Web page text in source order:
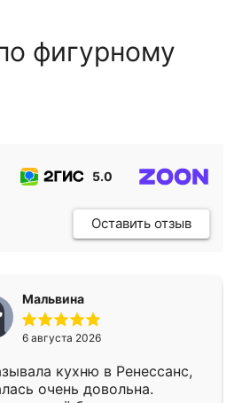
фигурному
5.0
Оставить отзыв
Мальвина
6 августа 2026
кухню в Ренессанс,
очень довольна.